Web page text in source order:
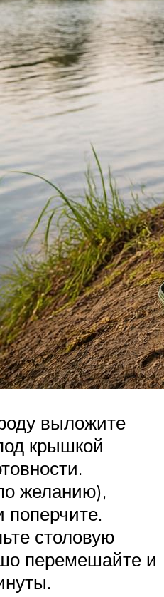
выложите
крышкой
желанию),
поперчите.
столовую
перемешайте и